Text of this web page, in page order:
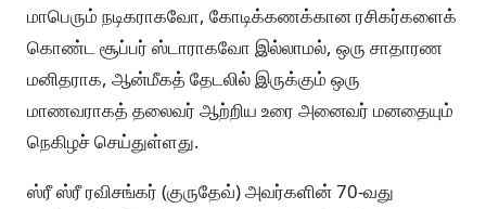
மாபெரும் நடிகராகவோ, கோடிக்கணக்கான ரசிகர்களைக்
கொண்ட சூப்பர் ஸ்டாராகவோ இல்லாமல், ஒரு சாதாரண
மனிதராக, ஆன்மீகத் தேடலில் இருக்கும் ஒரு
மாணவராகத் தலைவர் ஆற்றிய உரை அனைவர் மனதையும்
நெகிழச் செய்துள்ளது.
ஸ்ரீ ஸ்ரீ ரவிசங்கர் (குருதேவ்) அவர்களின் 70-வது